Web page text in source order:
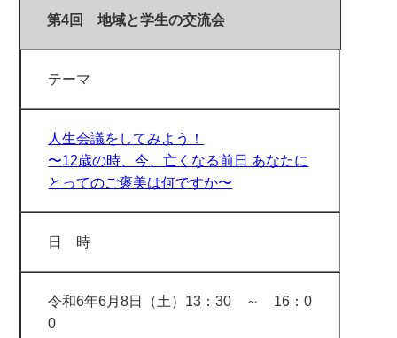
第4回 地域と学生の交流会
テーマ
人生会議をしてみよう！
〜12歳の時、今、亡くなる前日 あなたに
とってのご褒美は何ですか〜
日 時
令和6年6月8日（土）13：30 ～ 16：0
0